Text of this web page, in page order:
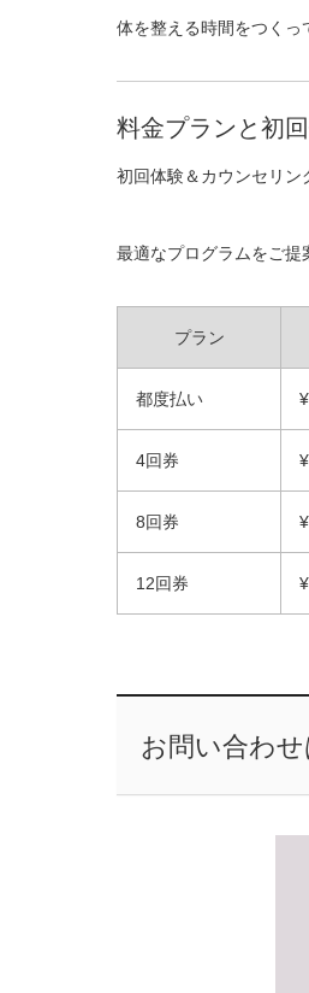
体を整える時間をつくっ
料金プランと初
初回体験＆カウンセリン
最適なプログラムをご提
プラン
都度払い
4回券
8回券
12回券
お問い合わ